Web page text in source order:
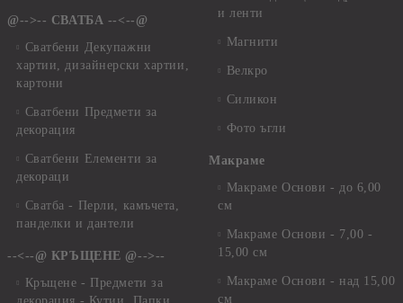
@-->-- СВАТБА --<--@
Сватбени Декупажни
хартии, дизайнерски хартии,
картони
Сватбени Предмети за
декорация
Сватбени Елементи за
декораци
Сватба - Перли, камъчета,
панделки и дантели
--<--@ КРЪЩЕНЕ @-->--
Кръщене - Предмети за
и ленти
Магнити
Велкро
Силикон
Фото ъгли
Макраме
Макраме Основи - до 6,00
см
Макраме Основи - 7,00 -
15,00 см
Макраме Основи - над 15,00
см